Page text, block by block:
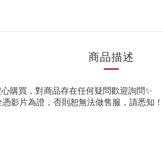
商品描述
購買，對商品存在任何疑問歡迎詢問✨
影片為證，否則恕無法做售服，請悉知！